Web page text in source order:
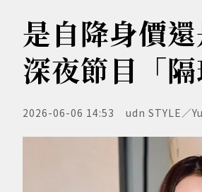
是自降身價
深夜節目「
2026-06-06 14:53 udn STYLE／